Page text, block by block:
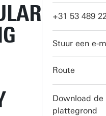
+31 53 489
servicedesk-
Route
Download de
plattegrond